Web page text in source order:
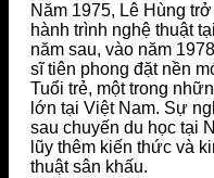
Năm 1975, Lê Hùng
hành trình nghệ thuật
năm sau, vào năm
sĩ tiên phong đặt nền
Tuổi trẻ, một trong
lớn tại Việt Nam. Sự
sau chuyến du học tại
lũy thêm kiến thức và
thuật sân khấu.